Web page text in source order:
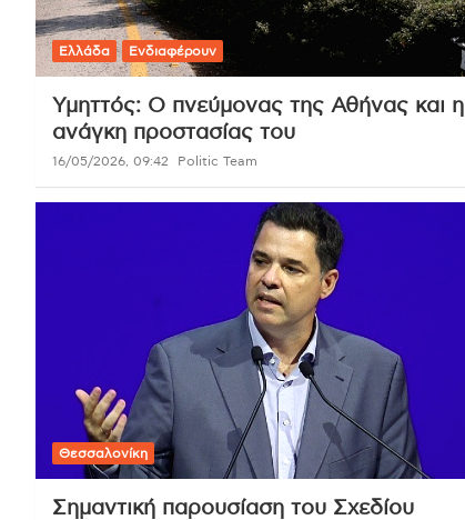
Ελλάδα Ενδιαφέρουν
Υμηττός: Ο πνεύμονας της Αθήνας και η
ανάγκη προστασίας του
16/05/2026, 09:42 Politic Team
Θεσσαλονίκη
Σημαντική παρουσίαση του Σχεδίου